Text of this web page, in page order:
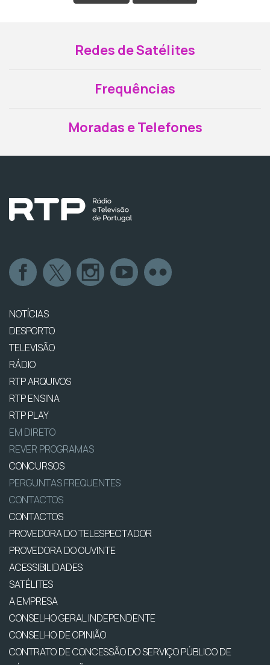
Redes de Satélites
Frequências
Moradas e Telefones
NOTÍCIAS
DESPORTO
TELEVISÃO
RÁDIO
RTP ARQUIVOS
RTP ENSINA
RTP PLAY
EM DIRETO
REVER PROGRAMAS
CONCURSOS
PERGUNTAS FREQUENTES
CONTACTOS
CONTACTOS
PROVEDORA DO TELESPECTADOR
PROVEDORA DO OUVINTE
ACESSIBILIDADES
SATÉLITES
A EMPRESA
CONSELHO GERAL INDEPENDENTE
CONSELHO DE OPINIÃO
CONTRATO DE CONCESSÃO DO SERVIÇO PÚBLICO DE